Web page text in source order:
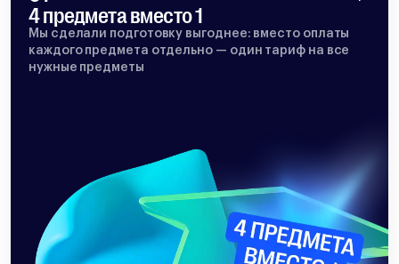
4 предмета вместо 1
Мы сделали подготовку выгоднее: вместо оплаты
каждого предмета отдельно — один тариф на все
нужные предметы